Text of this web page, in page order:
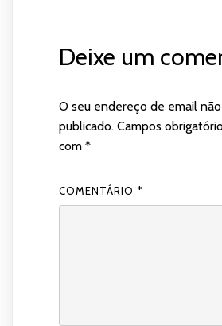
INCORPORAR
ARTIGOSDeixe um
O seu endereço de email
publicado. Campos
com*
COMENTÁRIO *